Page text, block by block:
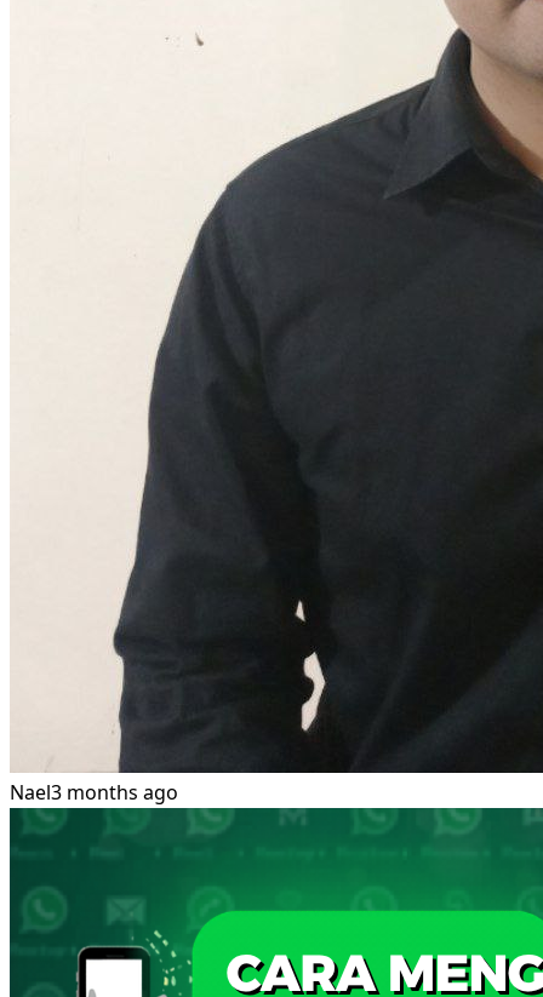
Nael3 months ago